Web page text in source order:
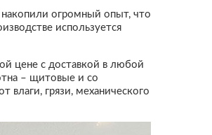
огромный опыт, что
используется
цене с доставкой в любой
– щитовые и со
грязи, механического